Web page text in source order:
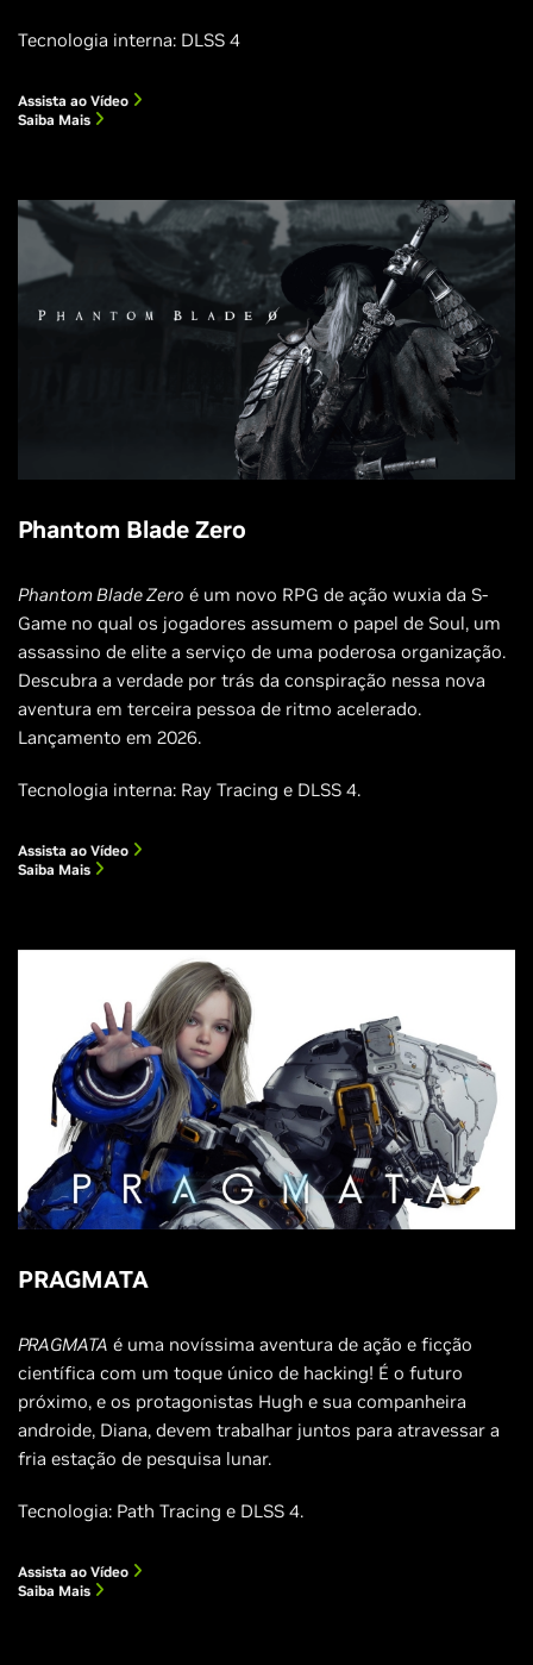
Tecnologia interna: DLSS 4
Assista ao Vídeo
Saiba Mais
Phantom Blade Zero
Phantom Blade Zero é um novo RPG de ação wuxia da S-
Game no qual os jogadores assumem o papel de Soul, um
assassino de elite a serviço de uma poderosa organização.
Descubra a verdade por trás da conspiração nessa nova
aventura em terceira pessoa de ritmo acelerado.
Lançamento em 2026.
Tecnologia interna: Ray Tracing e DLSS 4.
Assista ao Vídeo
Saiba Mais
PRAGMATA
PRAGMATA é uma novíssima aventura de ação e ficção
científica com um toque único de hacking! É o futuro
próximo, e os protagonistas Hugh e sua companheira
androide, Diana, devem trabalhar juntos para atravessar a
fria estação de pesquisa lunar.
Tecnologia: Path Tracing e DLSS 4.
Assista ao Vídeo
Saiba Mais